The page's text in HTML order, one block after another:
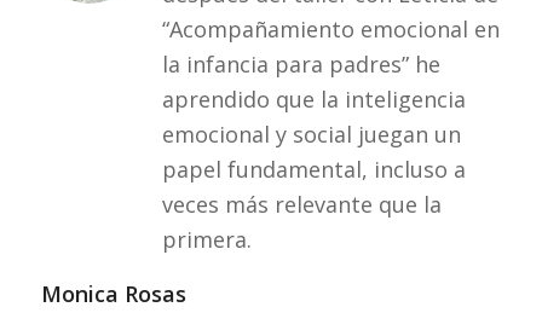
“Acompañamiento emocional en
la infancia para padres” he
aprendido que la inteligencia
emocional y social juegan un
papel fundamental, incluso a
veces más relevante que la
primera.
Monica Rosas